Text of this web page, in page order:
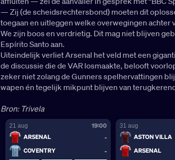
— Zij (de scheidsrechtersbond) moeten dit
toegaan en uitleggen welke overwegingen
We zijn boos en verdrietig. Dit mag niet blijven
Espírito Santo aan.
Uiteindelijk verliet Arsenal het veld met een
de discussie die de VAR losmaakte, belooft
zeker niet zolang de Gunners spelhervattingen
wapen én tegelijk mikpunt blijven van
Bron: Trivela